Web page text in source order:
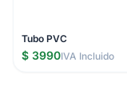
Tubo PVC
$ 3990IVA Incluido